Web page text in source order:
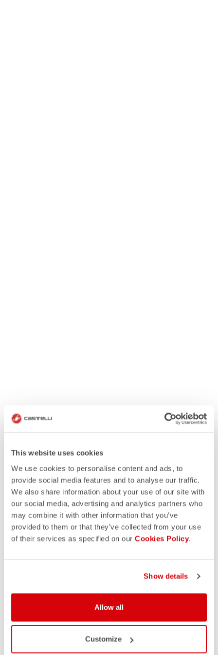
This website uses cookies
We use cookies to personalise content and ads, to
provide social media features and to analyse our traffic.
We also share information about your use of our site with
our social media, advertising and analytics partners who
may combine it with other information that you’ve
provided to them or that they’ve collected from your use
of their services as specified on our Cookies Policy.
Show details
Allow all
Customize